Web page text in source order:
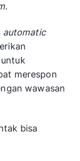
automatic
merespon
wawasan
bisa